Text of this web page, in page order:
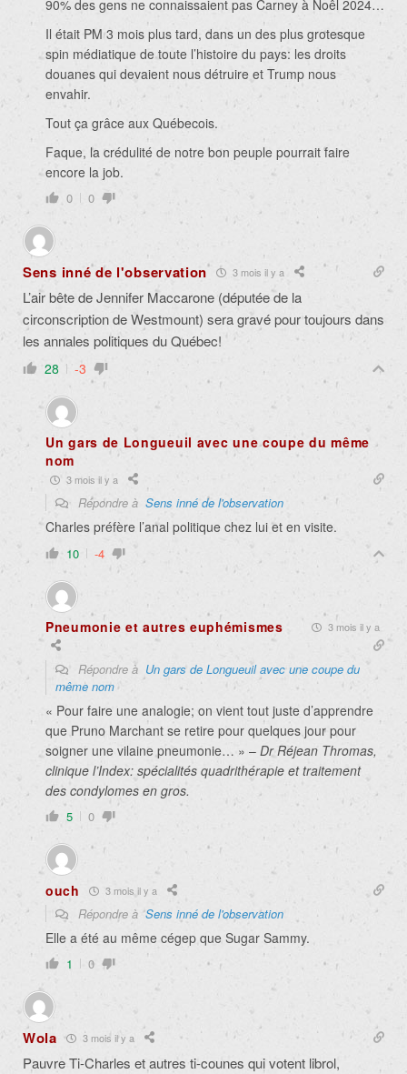
90% des gens ne connaissaient pas Carney à Noêl 2024…
Il était PM 3 mois plus tard, dans un des plus grotesque
spin médiatique de toute l’histoire du pays: les droits
douanes qui devaient nous détruire et Trump nous
envahir.
Tout ça grâce aux Québecois.
Faque, la crédulité de notre bon peuple pourrait faire
encore la job.
0 0
Sens inné de l'observation 3 mois il y a
L’air bête deJennifer Maccarone (députée de la
circonscription de Westmount) sera gravé pour toujours dans
les annales politiques du Québec!
28 -3
Un gars de Longueuil avec une coupe du même
nom
3 mois il y a
Répondre à Sens inné de l'observation
Charles préfère l’anal politique chez lui et en visite.
10 -4
Pneumonie et autres euphémismes 3 mois il y a
Répondre à Un gars de Longueuil avec une coupe du
même nom
« Pour faire une analogie; on vient tout juste d’apprendre
que Pruno Marchant se retire pour quelques jour pour
soigner une vilaine pneumonie… » – Dr Réjean Thromas,
clinique l’Index: spécialités quadrithérapie et traitement
des condylomes en gros.
5 0
ouch 3 mois il y a
Répondre àSens inné de l'observation
Elle a été au même cégep que Sugar Sammy.
1 0
Wola 3 mois il y a
Pauvre Ti-Charles et autres ti-counes qui votent librol,